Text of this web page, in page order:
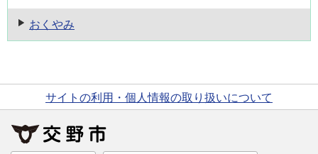
おくやみ
サイトの利用・個人情報の取り扱いについて